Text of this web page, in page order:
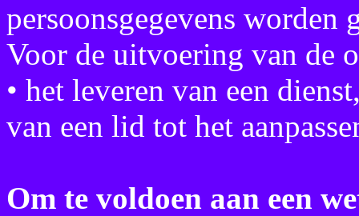
persoonsgegevens worden
Voor de uitvoering van de
• het leveren van een
van een lid tot het
Om te voldoen aan een